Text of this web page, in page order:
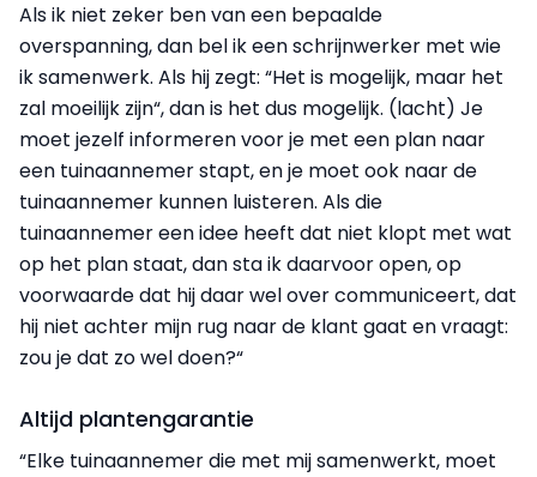
Als ik niet zeker ben van een bepaalde
overspanning, dan bel ik een schrijnwerker met wie
ik samenwerk. Als hij zegt: “Het is mogelijk, maar het
zal moeilijk zijn“, dan is het dus mogelijk. (lacht) Je
moet jezelf informeren voor je met een plan naar
een tuinaannemer stapt, en je moet ook naar de
tuinaannemer kunnen luisteren. Als die
tuinaannemer een idee heeft dat niet klopt met wat
op het plan staat, dan sta ik daarvoor open, op
voorwaarde dat hij daar wel over communiceert, dat
hij niet achter mijn rug naar de klant gaat en vraagt:
zou je dat zo wel doen?“
Altijd plantengarantie
“Elke tuinaannemer die met mij samenwerkt, moet